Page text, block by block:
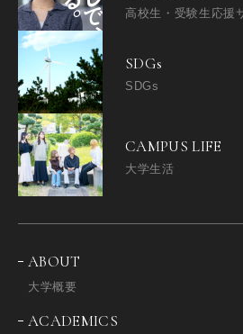
高校生・受験生応援
SDGs
SDGs
CAMPUS LIFE
大学生活
ABOUT
大学概要
ACADEMICS